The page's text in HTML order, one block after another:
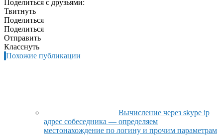
Поделиться с друзьями:
Твитнуть
Поделиться
Поделиться
Отправить
Класснуть
Похожие публикации
Вычисление через skype ip
адрес собеседника — определяем
местонахождение по логину и прочим параметрам